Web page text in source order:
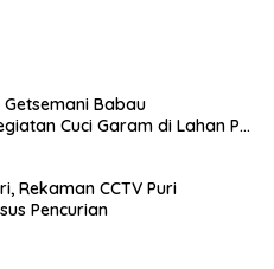
Babau
Cuci Garam di Lahan PT.
Rekaman CCTV Puri
Pencurian